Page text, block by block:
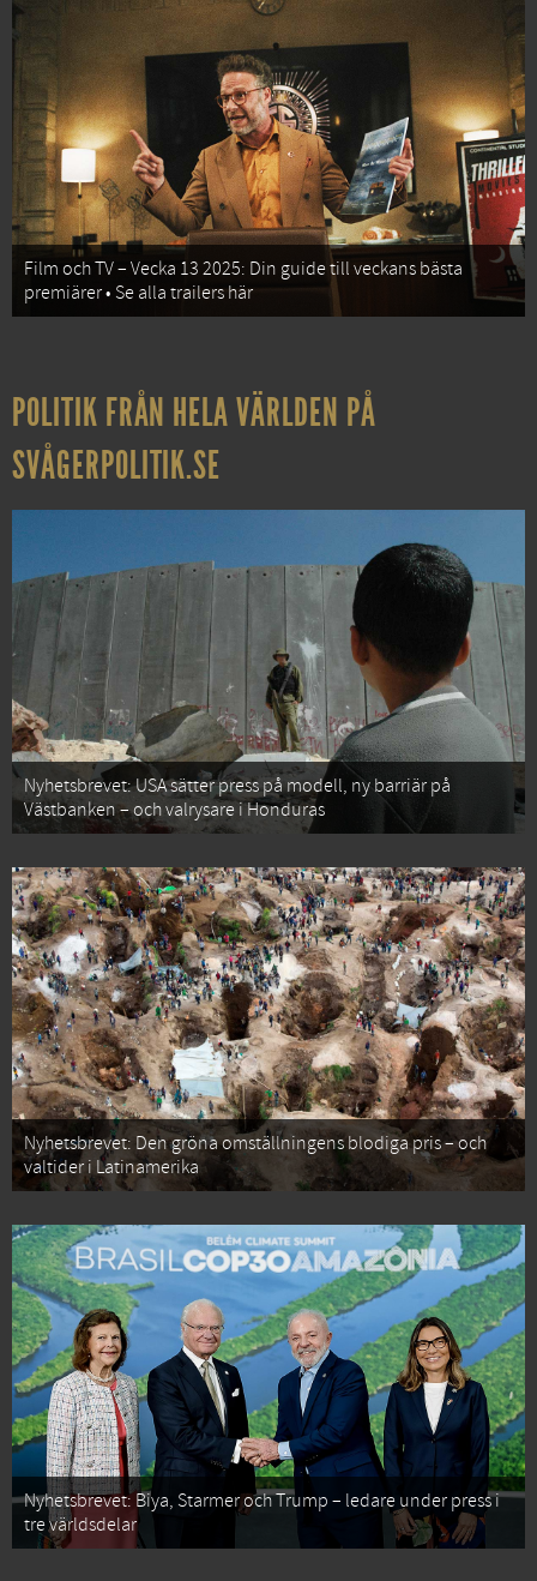
Film och TV – Vecka 13 2025: Din guide till veckans bästa
premiärer • Se alla trailers här
POLITIK FRÅN HELA VÄRLDEN PÅ
SVÅGERPOLITIK.SE
Nyhetsbrevet: USA sätter press på modell, ny barriär på
Västbanken – och valrysare i Honduras
Nyhetsbrevet: Den gröna omställningens blodiga pris – och
valtider i Latinamerika
Nyhetsbrevet: Biya, Starmer och Trump – ledare under press i
tre världsdelar